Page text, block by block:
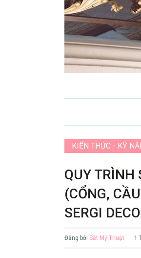
KIẾN THỨC - KỸ
QUY TRÌNH
(CỔNG,
SERGI
Đăng bởi Sắt Mỹ Thuật 1